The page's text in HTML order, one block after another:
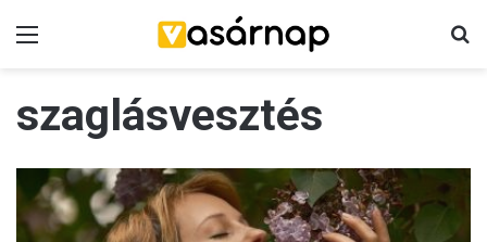
szaglásvesztés